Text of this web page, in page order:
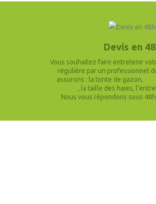
Devis en
Vous souhaitez faire entretenir
régulière par un professionnel
assurons : la tonte de gazon,
, la taille des haies,
Nous vous répondons sous